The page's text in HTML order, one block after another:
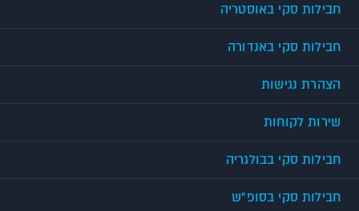
חבילות סקי באוסטריה
חבילות סקי באנדורה
הצהרת נגישות
שירות לקוחות
חבילות סקי בבולגריה
חבילות סקי בסופ"ש